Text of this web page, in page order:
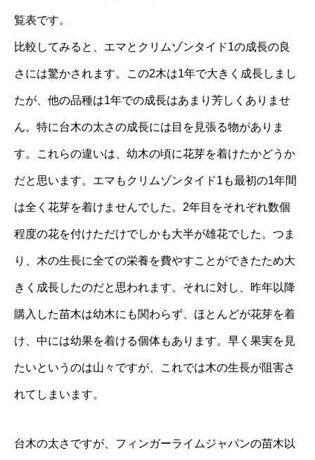
覧表です。
比較してみると、エマとクリムゾンタイド1の成長の良
さには驚かされます。この2木は1年で大きく成長しまし
たが、他の品種は1年での成長はあまり芳しくありませ
ん。特に台木の太さの成長には目を見張る物がありま
す。これらの違いは、幼木の頃に花芽を着けたかどうか
だと思います。エマもクリムゾンタイド1も最初の1年間
は全く花芽を着けませんでした。2年目をそれぞれ数個
程度の花を付けただけでしかも大半が雄花でした。つま
り、木の生長に全ての栄養を費やすことができたため大
きく成長したのだと思われます。それに対し、昨年以降
購入した苗木は幼木にも関わらず、ほとんどが花芽を着
け、中には幼果を着ける個体もあります。早く果実を見
たいというのは山々ですが、これでは木の生長が阻害さ
れてしまいます。
台木の太さですが、フィンガーライムジャパンの苗木以